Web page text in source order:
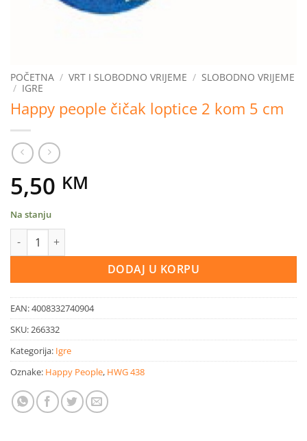
POČETNA / VRT I SLOBODNO VRIJEME / SLOBODNO VRIJEME
/ IGRE
Happy people čičak loptice 2 kom 5 cm
5,50 KM
Na stanju
Happy people čičak loptice 2 kom 5 cm količina
DODAJ U KORPU
EAN:4008332740904
SKU:266332
Kategorija: Igre
Oznake: Happy People, HWG 438